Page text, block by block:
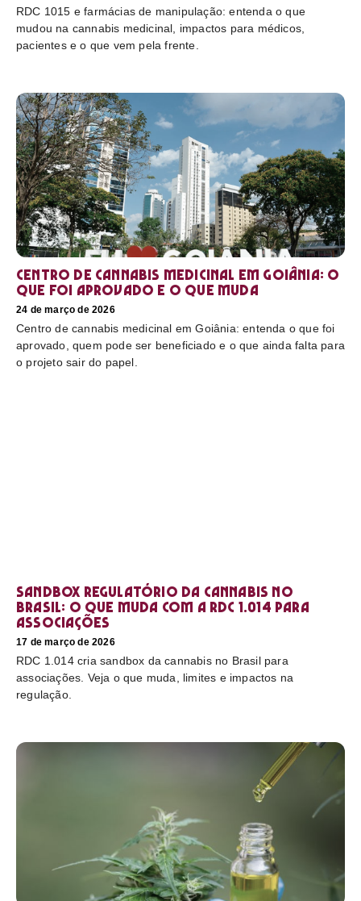
RDC 1015 e farmácias de manipulação: entenda o que
mudou na cannabis medicinal, impactos para médicos,
pacientes e o que vem pela frente.
Centro de cannabis medicinal em Goiânia: o
que foi aprovado e o que muda
24 de março de 2026
Centro de cannabis medicinal em Goiânia: entenda o que foi
aprovado, quem pode ser beneficiado e o que ainda falta para
o projeto sair do papel.
Sandbox regulatório da cannabis no
Brasil: o que muda com a RDC 1.014 para
associações
17 de março de 2026
RDC 1.014 cria sandbox da cannabis no Brasil para
associações. Veja o que muda, limites e impactos na
regulação.